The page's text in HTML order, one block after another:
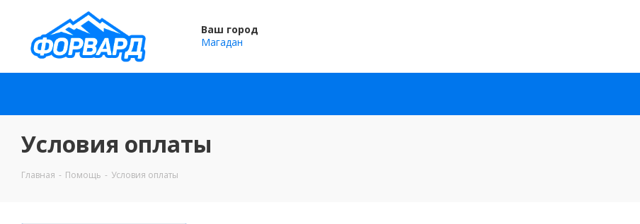
Ваш город
Магадан
Условия оплаты
Главная - Помощь - Условия оплаты